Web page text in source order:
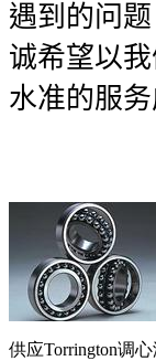
遇到的问
诚希望以
水准的服
供应Torrington调